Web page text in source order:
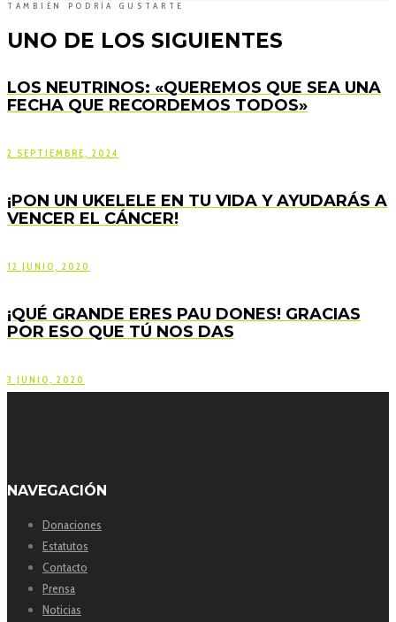
TAMBIÉN PODRÍA GUSTARTE
UNO DE LOS SIGUIENTES
LOS NEUTRINOS: «QUEREMOS QUE SEA UNA
FECHA QUE RECORDEMOS TODOS»
2 SEPTIEMBRE, 2024
¡PON UN UKELELE EN TU VIDA Y AYUDARÁS A
VENCER EL CÁNCER!
12 JUNIO, 2020
¡QUÉ GRANDE ERES PAU DONES! GRACIAS
POR ESO QUE TÚ NOS DAS
3 JUNIO, 2020
NAVEGACIÓN
Donaciones
Estatutos
Contacto
Prensa
Noticias